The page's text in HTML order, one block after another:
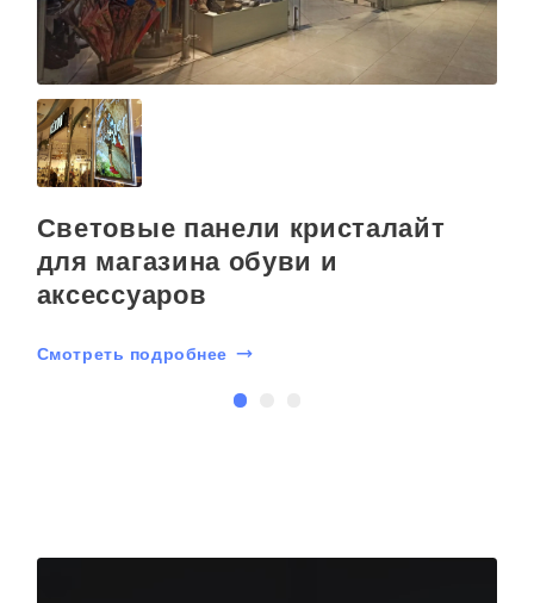
Световые панели кристалайт
для магазина обуви и
аксессуаров
Смотреть подробнее